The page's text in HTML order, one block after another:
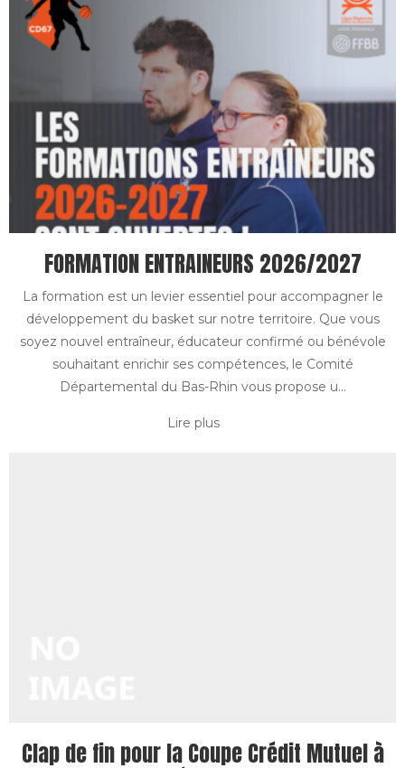
FORMATION ENTRAINEURS 2026/2027
La formation est un levier essentiel pour accompagner le
développement du basket sur notre territoire. Que vous
soyez nouvel entraîneur, éducateur confirmé ou bénévole
souhaitant enrichir ses compétences, le Comité
Départemental du Bas-Rhin vous propose u...
Lire plus
Clap de fin pour la Coupe Crédit Mutuel à